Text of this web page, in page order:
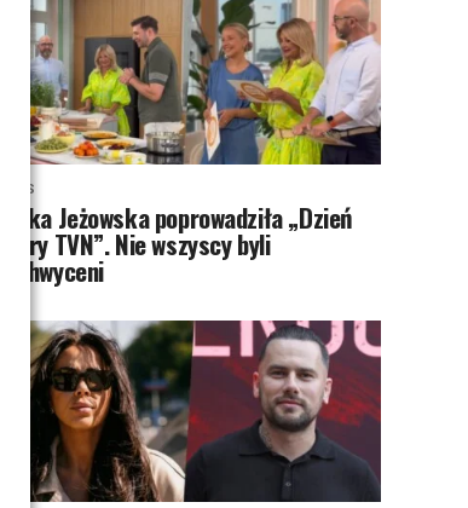
NEWS
Majka Jeżowska poprowadziła „Dzień
dobry TVN”. Nie wszyscy byli
zachwyceni